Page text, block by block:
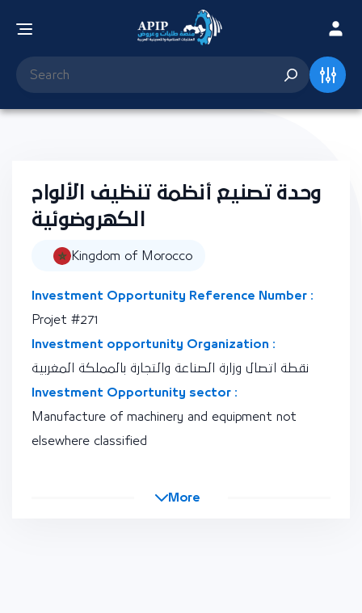
وحدة تصنيع أنظمة تنظيف الألواح
الكهروضوئية
Kingdom of Morocco
Investment Opportunity Reference Number :
Projet #271
Investment opportunity Organization :
نقطة اتصال وزارة الصناعة والتجارة بالمملكة المغربية
Investment Opportunity sector :
Manufacture of machinery and equipment not
elsewhere classified
More